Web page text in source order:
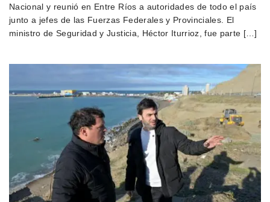
Nacional y reunió en Entre Ríos a autoridades de todo el país
junto a jefes de las Fuerzas Federales y Provinciales. El
ministro de Seguridad y Justicia, Héctor Iturrioz, fue parte […]